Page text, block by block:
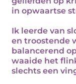
in opwaartse
Ik leerde van
en troostende
balancerend
waaide het
slechts een